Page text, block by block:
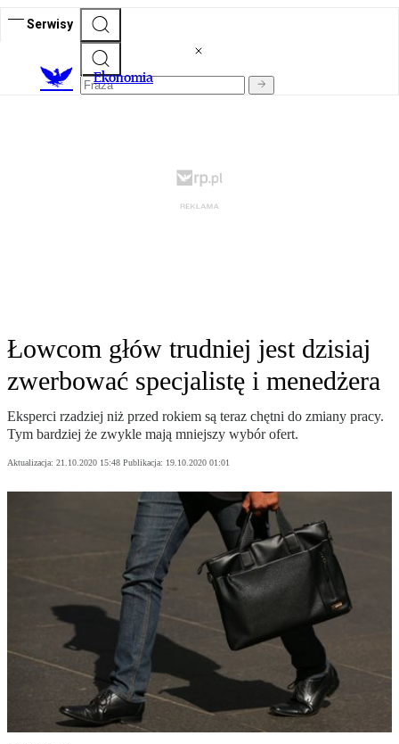
Serwisy
Ekonomia
Łowcom głów trudniej jest dzisiaj
zwerbować specjalistę i menedżera
Eksperci rzadziej niż przed rokiem są teraz chętni do zmiany pracy.
Tym bardziej że zwykle mają mniejszy wybór ofert.
Aktualizacja: 21.10.2020 15:48 Publikacja: 19.10.2020 01:01